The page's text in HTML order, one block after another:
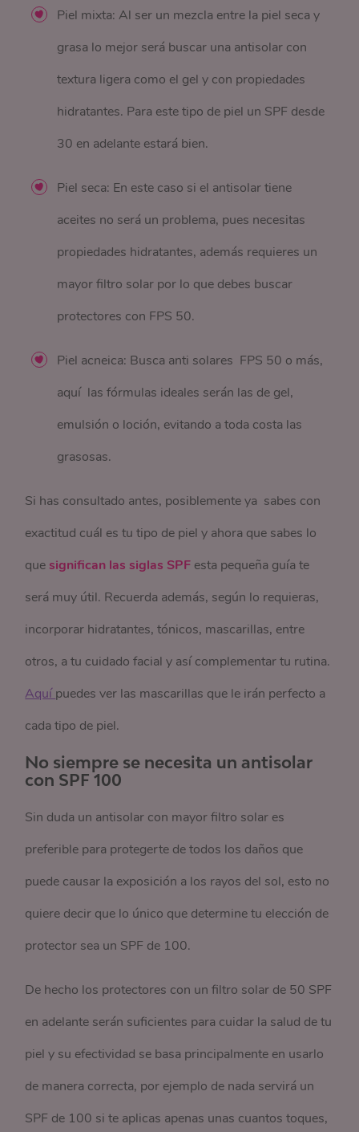
Piel mixta: Al ser un mezcla entre la piel seca y
grasa lo mejor será buscar una antisolar con
textura ligera como el gel y con propiedades
hidratantes. Para este tipo de piel un SPF desde
30 en adelante estará bien.
Piel seca: En este caso si el antisolar tiene
aceites no será un problema, pues necesitas
propiedades hidratantes, además requieres un
mayor filtro solar por lo que debes buscar
protectores con FPS 50.
Piel acneica: Busca anti solares FPS 50 o más,
aquí las fórmulas ideales serán las de gel,
emulsión o loción, evitando a toda costa las
grasosas.
Si has consultado antes, posiblemente ya sabes con
exactitud cuál es tu tipo de piel y ahora que sabes lo
quesignifican las siglas SPF esta pequeña guía te
será muy útil. Recuerda además, según lo requieras,
incorporar hidratantes, tónicos, mascarillas, entre
otros, a tu cuidado facial y así complementar tu rutina.
Aquí puedes ver las mascarillas que le irán perfecto a
cada tipo de piel.
No siempre se necesita un antisolar
con SPF 100
Sin duda un antisolar con mayor filtro solar es
preferible para protegerte de todos los daños que
puede causar la exposición a los rayos del sol, esto no
quiere decir que lo único que determine tu elección de
protector sea un SPF de 100.
De hecho los protectores con un filtro solar de 50 SPF
en adelante serán suficientes para cuidar la salud de tu
piel y su efectividad se basa principalmente en usarlo
de manera correcta, por ejemplo de nada servirá un
SPF de 100 si te aplicas apenas unas cuantos toques,